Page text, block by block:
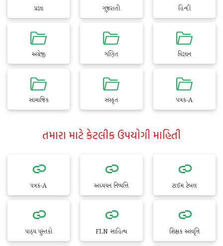
પ્રજ્ઞા ગુજરાતી હિન્દી
અંગ્રેજી ગણિત વિજ્ઞાન
સામાજિક સંસ્કૃત પત્રક-A
તમારા માટે કેટલીક ઉપયોગી માહિતી
પત્રક-A અધ્યયન નિષ્પત્તિ ટાઈમ ટેબલ
પાઠ્ય પુસ્તકો FLN સાહિત્ય શિક્ષક આવૃત્તિ